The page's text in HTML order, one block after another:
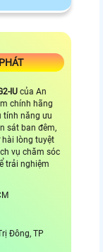
IU của An
chính hãng
tính năng ưu
sát ban đêm,
hài lòng tuyệt
vụ chăm sóc
trải nghiệm
Đông, TP